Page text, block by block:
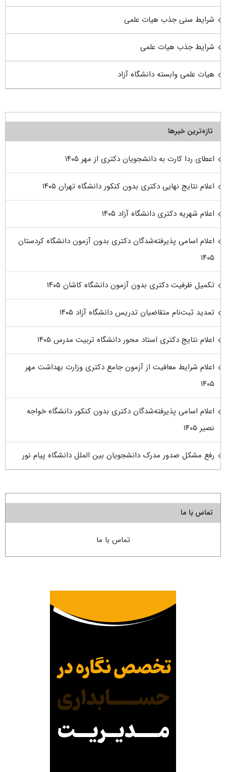
شرایط سنی جذب هیات علمی
شرایط جذب هیات علمی
هیات علمی وابسته دانشگاه آزاد
تازه‌ترین خبرها
اعطای ردا کارت به دانشجویان دکتری از مهر ۱۴۰۵
اعلام نتایج نهایی دکتری بدون کنکور دانشگاه تهران ۱۴۰۵
اعلام شهریه دکتری دانشگاه آزاد ۱۴۰۵
اعلام اسامی پذیرفته‌شدگان دکتری بدون آزمون دانشگاه کردستان
۱۴۰۵
تکمیل ظرفیت دکتری بدون آزمون دانشگاه کاشان ۱۴۰۵
تمدید ثبت‌نام متقاضیان تدریس دانشگاه آزاد ۱۴۰۵
اعلام نتایج دکتری استاد محور دانشگاه تربیت مدرس ۱۴۰۵
اعلام شرایط معافیت از آزمون جامع دکتری وزارت بهداشت مهر
۱۴۰۵
اعلام اسامی پذیرفته‌شدگان دکتری بدون کنکور دانشگاه خواجه
نصیر ۱۴۰۵
رفع مشکل صدور مدرک دانشجویان بین الملل دانشگاه پیام نور
تماس با ما
تماس با ما